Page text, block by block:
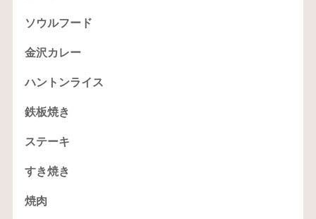
ソウルフード
金沢カレー
ハントンライス
鉄板焼き
ステーキ
すき焼き
焼肉